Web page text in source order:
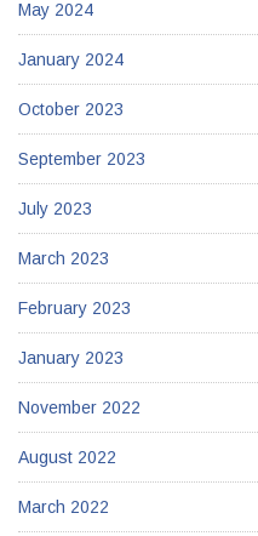
May 2024
January 2024
October 2023
September 2023
July 2023
March 2023
February 2023
January 2023
November 2022
August 2022
March 2022